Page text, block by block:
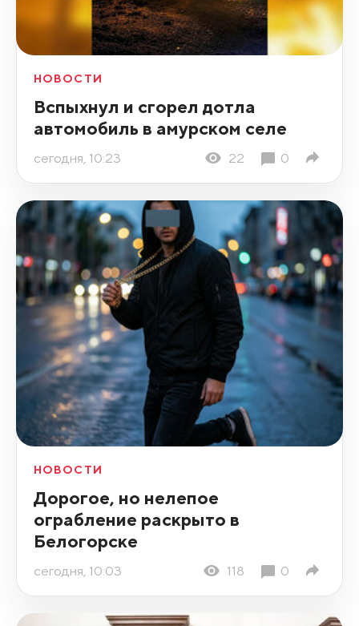
НОВОСТИ
Вспыхнул и сгорел дотла
автомобиль в амурском селе
сегодня, 10:23 22 0
НОВОСТИ
Дорогое, но нелепое
ограбление раскрыто в
Белогорске
сегодня, 10:03 118 0